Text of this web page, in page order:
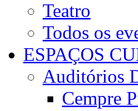
Teatro
Todos os
ESPAÇOS
Auditórios
Cempre